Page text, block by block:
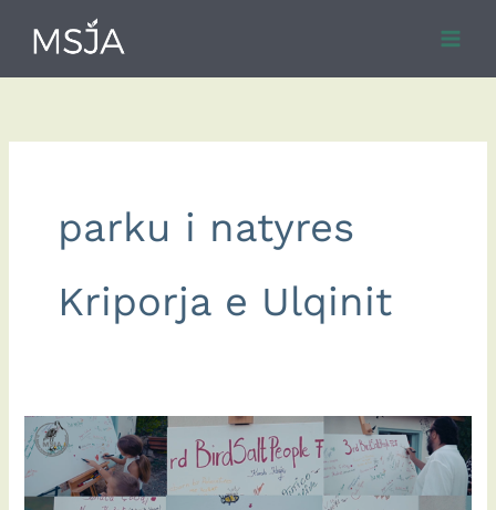
content
parku i natyres
Kriporja e Ulqinit